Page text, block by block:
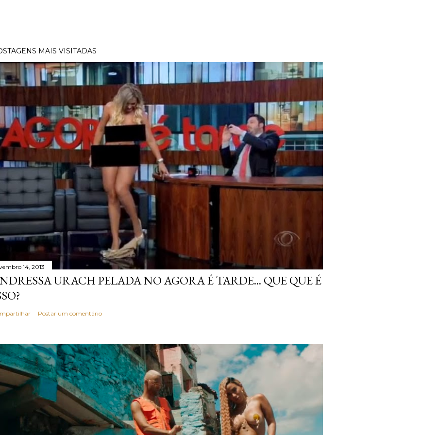
MAIS VISITADAS
14, 2013
URACH PELADA NO AGORA É TARDE... QUE QUE É
Postar um comentário